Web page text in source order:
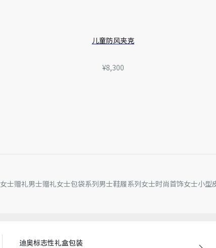
儿童防风夹克
¥8,300
女士赠礼男士赠礼女士包袋系列男士鞋履系列女士时尚首饰女士小型
迪奥标志性礼盒包装